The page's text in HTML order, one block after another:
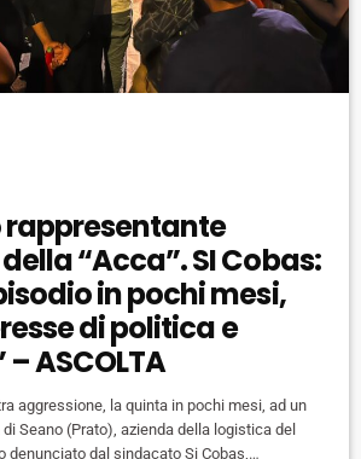
“Acca”. SI Cobas:
in pochi mesi,
di politica e
ASCOLTA
aggressione, la quinta in pochi mesi, ad un
Seano (Prato), azienda della logistica del
denunciato dal sindacato Si Cobas,